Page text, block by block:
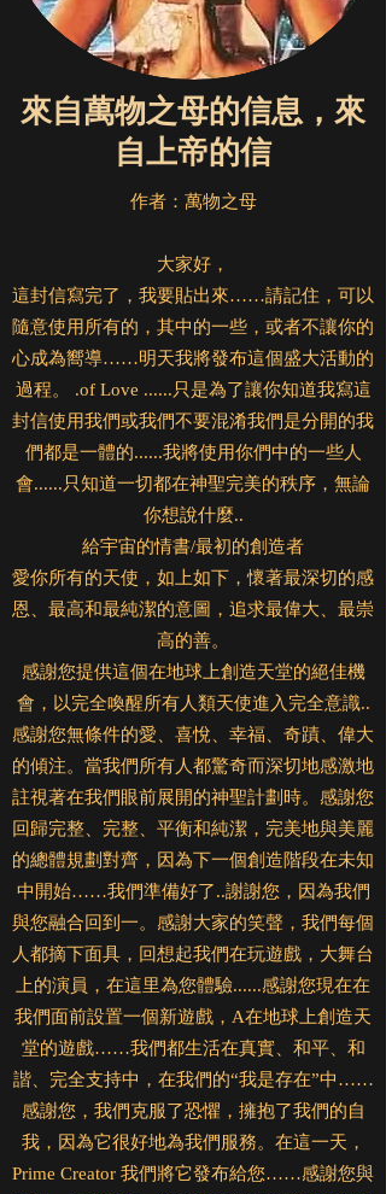
來自萬物之母的信息，來
自上帝的信
作者：萬物之母
大家好，
這封信寫完了，我要貼出來……請記住，可以
隨意使用所有的，其中的一些，或者不讓你的
心成為嚮導……明天我將發布這個盛大活動的
過程。 .of Love ......只是為了讓你知道我寫這
封信使用我們或我們不要混淆我們是分開的我
們都是一體的......我將使用你們中的一些人
會......只知道一切都在神聖完美的秩序，無論
你想說什麼..
給宇宙的情書/最初的創造者
愛你所有的天使，如上如下，懷著最深切的感
恩、最高和最純潔的意圖，追求最偉大、最崇
高的善。
感謝您提供這個在地球上創造天堂的絕佳機
會，以完全喚醒所有人類天使進入完全意識..
感謝您無條件的愛、喜悅、幸福、奇蹟、偉大
的傾注。當我們所有人都驚奇而深切地感激地
註視著在我們眼前展開的神聖計劃時。感謝您
回歸完整、完整、平衡和純潔，完美地與美麗
的總體規劃對齊，因為下一個創造階段在未知
中開始……我們準備好了..謝謝您，因為我們
與您融合回到一。感謝大家的笑聲，我們每個
人都摘下面具，回想起我們在玩遊戲，大舞台
上的演員，在這里為您體驗......感謝您現在在
我們面前設置一個新遊戲，A在地球上創造天
堂的遊戲……我們都生活在真實、和平、和
諧、完全支持中，在我們的“我是存在”中……
感謝您，我們克服了恐懼，擁抱了我們的自
我，因為它很好地為我們服務。在這一天，
Prime Creator 我們將它發布給您……感謝您與